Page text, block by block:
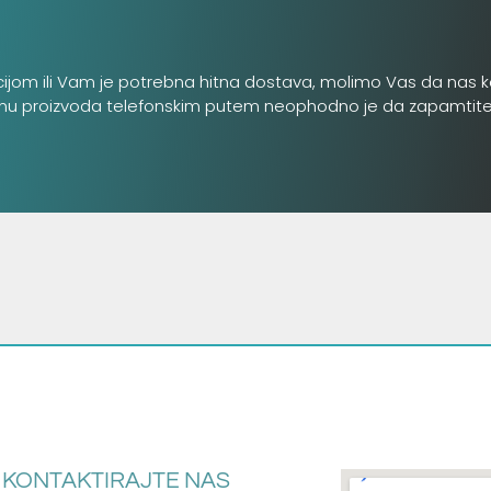
ili Vam je potrebna hitna dostava, molimo Vas da nas
proizvoda telefonskim putem neophodno je da zapamtite
KONTAKTIRAJTE NAS